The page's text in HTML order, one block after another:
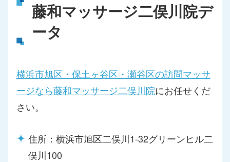
藤和マッサージ二俣川院デ
ータ
横浜市旭区・保土ヶ谷区・瀬谷区の訪問マッサ
ージなら藤和マッサージ二俣川院にお任せくだ
さい。
住所：横浜市旭区二俣川1-32グリーンヒル二
俣川100